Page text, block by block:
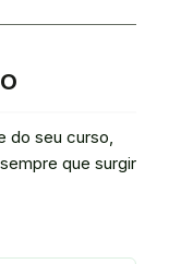
do seu curso,
que surgir